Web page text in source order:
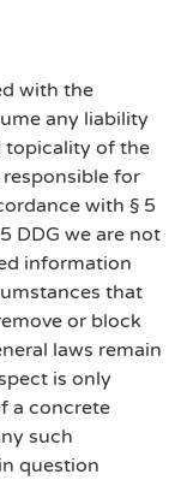
with the
any liability
topicality of the
for
with § 5
DDG we are not
information
that
or block
laws remain
is only
a concrete
such
question